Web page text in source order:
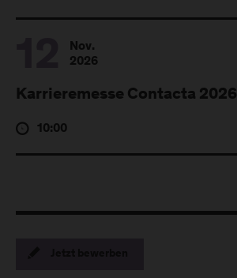
Nov.
2026
Karrieremesse Contacta 2026
10:00